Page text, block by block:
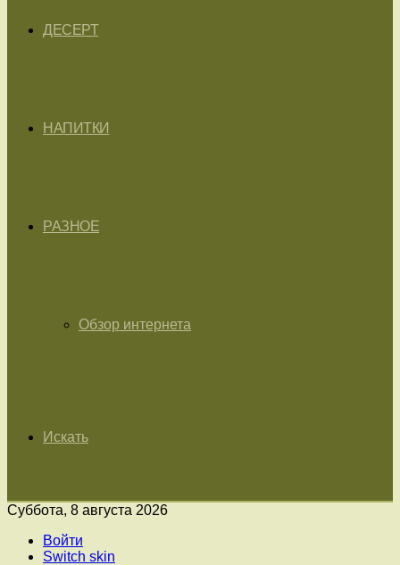
ДЕСЕРТ
НАПИТКИ
РАЗНОЕ
Обзор интернета
Искать
Суббота, 8 августа 2026
Войти
Switch skin